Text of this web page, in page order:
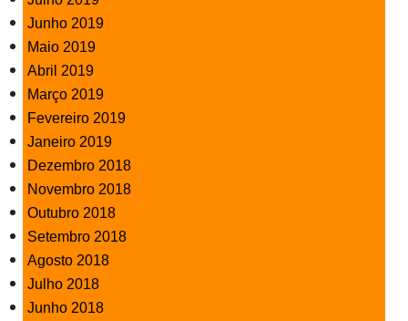
Junho 2019
Maio 2019
Abril 2019
Março 2019
Fevereiro 2019
Janeiro 2019
Dezembro 2018
Novembro 2018
Outubro 2018
Setembro 2018
Agosto 2018
Julho 2018
Junho 2018